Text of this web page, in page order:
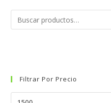
Filtrar Por Precio